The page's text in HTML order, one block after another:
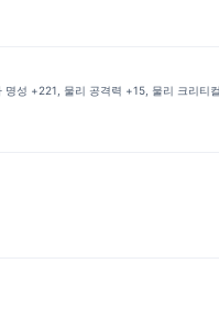
성 +221, 물리 공격력 +15, 물리 크리